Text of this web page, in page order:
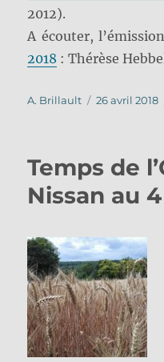
2012).
A écouter, l’émission
2018 : Thérèse
Auteur
A. Brillault
Publié
26 avril 2018
Temps de
Nissan au